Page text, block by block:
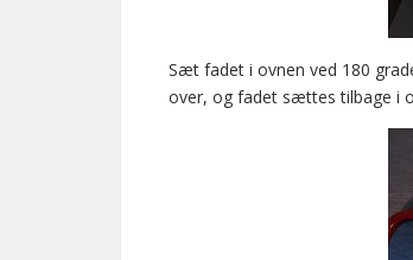
Sæt fadet i ovnen ved 180
over, og fadet sættes tilbage i